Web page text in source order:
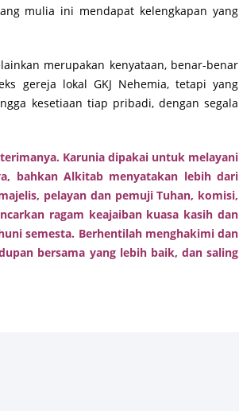
mulia ini mendapat kelengkapan yang
merupakan kenyataan, benar-benar
gereja lokal GKJ Nehemia, tetapi yang
kesetiaan tiap pribadi, dengan segala
Karunia dipakai untuk melayani
bahkan Alkitab menyatakan lebih dari
pelayan dan pemuji Tuhan, komisi,
ragam keajaiban kuasa kasih dan
semesta. Berhentilah menghakimi dan
bersama yang lebih baik, dan saling